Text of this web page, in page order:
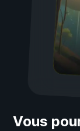
Vous